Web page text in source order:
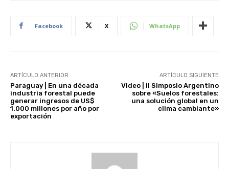
Facebook X WhatsApp
ARTÍCULO ANTERIOR
Paraguay | En una década
industria forestal puede
generar ingresos de US$
1.000 millones por año por
exportación
ARTÍCULO SIGUIENTE
Video | II Simposio Argentino
sobre «Suelos forestales:
una solución global en un
clima cambiante»